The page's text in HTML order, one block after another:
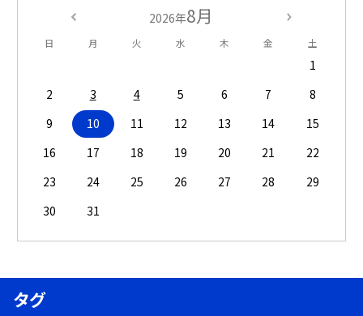
2026年8月
日 月 火 水 木 金 土
1
2
3 4 5 6 7
8
9
10 11 12 13 14
15
16
17 18 19 20 21
22
23
24 25 26 27 28
29
30
31
タグ